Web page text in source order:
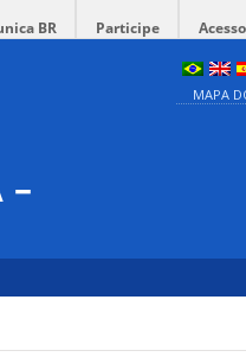
BR Participe
MAPA
–